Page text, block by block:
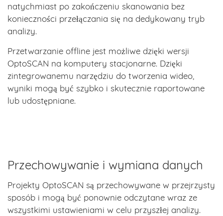
natychmiast po zakończeniu skanowania bez
konieczności przełączania się na dedykowany tryb
analizy.
Przetwarzanie offline jest możliwe dzięki wersji
OptoSCAN na komputery stacjonarne. Dzięki
zintegrowanemu narzędziu do tworzenia wideo,
wyniki mogą być szybko i skutecznie raportowane
lub udostępniane.
Przechowywanie i wymiana danych
Projekty OptoSCAN są przechowywane w przejrzysty
sposób i mogą być ponownie odczytane wraz ze
wszystkimi ustawieniami w celu przyszłej analizy.